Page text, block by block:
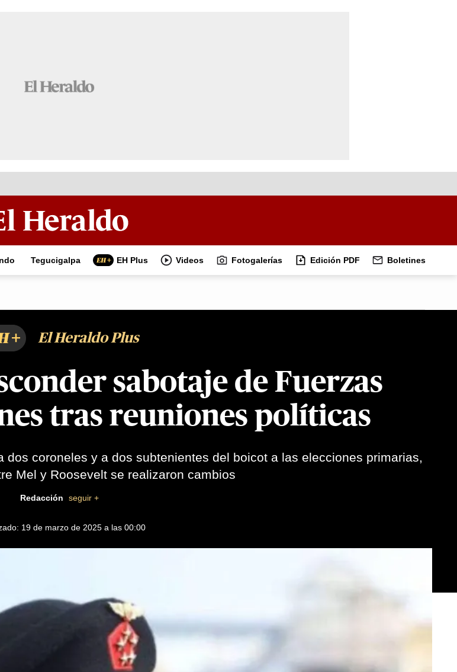
Tegucigalpa EH Plus Videos Fotogalerías Edición PDF Boletines
El Heraldo Plus
sabotaje de Fuerzas
tras reuniones políticas
coroneles y a dos subtenientes del boicot a las elecciones primarias,
Mel y Roosevelt se realizaron cambios
Redacción seguir +
19 de marzo de 2025 a las 00:00